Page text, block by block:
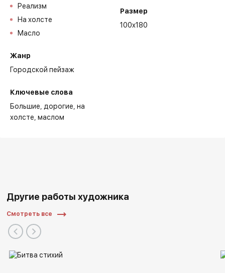
Реализм
На холсте
Масло
Жанр
Городской пейзаж
Ключевые слова
Большие дорогие на
холсте маслом
Размер
100x180
Другие работы художника
Смотреть все